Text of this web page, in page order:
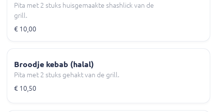
Pita met 2 stuks huisgemaakte shashlick van de
grill.
€ 10,00
Broodje kebab (halal)
Pita met 2 stuks gehakt van de grill.
€ 10,50